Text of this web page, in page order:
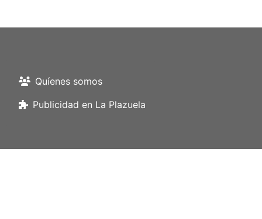
Quíenes somos
Publicidad en La Plazuela